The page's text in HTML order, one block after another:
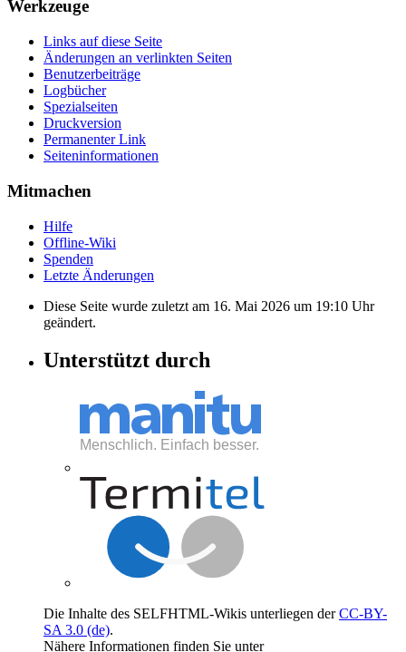
Werkzeuge
Links auf diese Seite
Änderungen an verlinkten Seiten
Benutzerbeiträge
Logbücher
Spezialseiten
Druckversion
Permanenter Link
Seiten­informationen
Mitmachen
Hilfe
Offline-Wiki
Spenden
Letzte Änderungen
Diese Seite wurde zuletzt am 16. Mai 2026 um 19:10 Uhr
geändert.
Unterstützt durch
Die Inhalte des SELFHTML-Wikis unterliegen derCC-BY-
SA 3.0 (de).
Nähere Informationen finden Sie unter